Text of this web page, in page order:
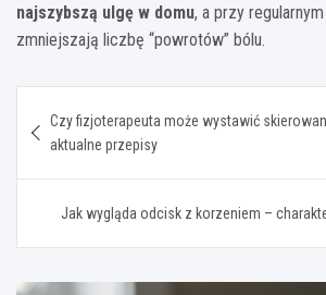
najszybszą ulgę w domu, a przy
zmniejszają liczbę “powrotów” bólu.
wpisu
Czy fizjoterapeuta może wystawić
aktualne przepisy
Jak wygląda odcisk z korzeniem –